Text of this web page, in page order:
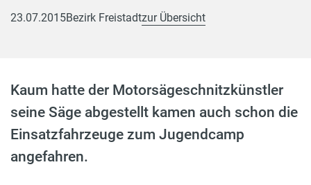
23.07.2015Bezirk Freistadtzur Übersicht
Kaum hatte der Motorsägeschnitzkünstler
seine Säge abgestellt kamen auch schon die
Einsatzfahrzeuge zum Jugendcamp
angefahren.